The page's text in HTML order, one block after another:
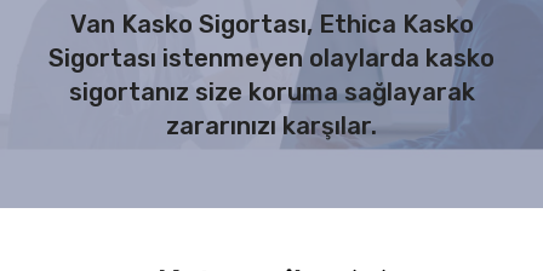
Van Kasko Sigortası, Ethica Kasko
Sigortası istenmeyen olaylarda kasko
sigortanız size koruma sağlayarak
zararınızı karşılar.